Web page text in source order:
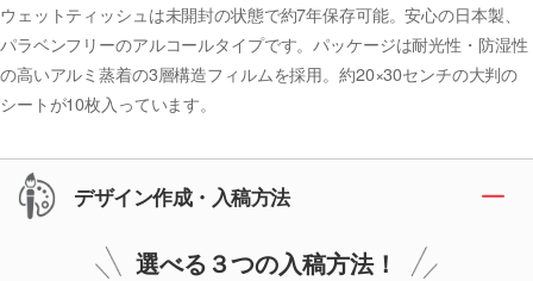
ウェットティッシュは未開封の状態で約7年保存可能。安心の日本製、
パラベンフリーのアルコールタイプです。パッケージは耐光性・防湿性
の高いアルミ蒸着の3層構造フィルムを採用。約20×30センチの大判の
シートが10枚入っています。
デザイン作成・入稿方法
選べる３つの入稿方法！